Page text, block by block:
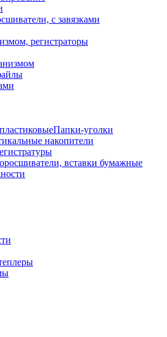
с завязками
регистраторы
уголки
накопители
вставки бумажные